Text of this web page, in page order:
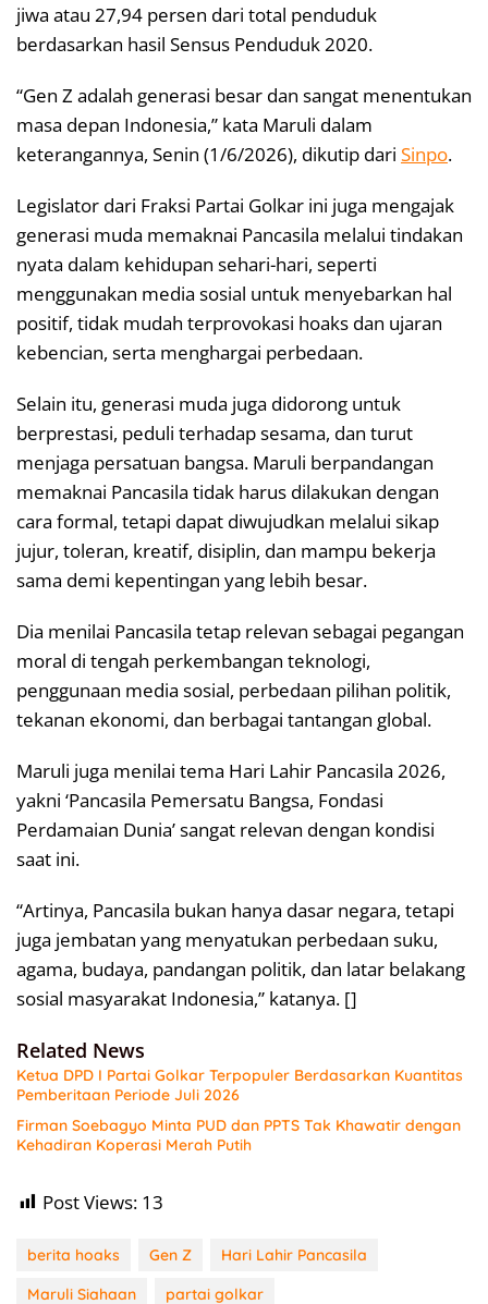
jiwa atau 27,94 persen dari total penduduk
berdasarkan hasil Sensus Penduduk 2020.
“Gen Z adalah generasi besar dan sangat menentukan
masa depan Indonesia,” kata Maruli dalam
keterangannya, Senin (1/6/2026), dikutip dari Sinpo.
Legislator dari Fraksi Partai Golkar ini juga mengajak
generasi muda memaknai Pancasila melalui tindakan
nyata dalam kehidupan sehari-hari, seperti
menggunakan media sosial untuk menyebarkan hal
positif, tidak mudah terprovokasi hoaks dan ujaran
kebencian, serta menghargai perbedaan.
Selain itu, generasi muda juga didorong untuk
berprestasi, peduli terhadap sesama, dan turut
menjaga persatuan bangsa. Maruli berpandangan
memaknai Pancasila tidak harus dilakukan dengan
cara formal, tetapi dapat diwujudkan melalui sikap
jujur, toleran, kreatif, disiplin, dan mampu bekerja
sama demi kepentingan yang lebih besar.
Dia menilai Pancasila tetap relevan sebagai pegangan
moral di tengah perkembangan teknologi,
penggunaan media sosial, perbedaan pilihan politik,
tekanan ekonomi, dan berbagai tantangan global.
Maruli juga menilai tema Hari Lahir Pancasila 2026,
yakni ‘Pancasila Pemersatu Bangsa, Fondasi
Perdamaian Dunia’ sangat relevan dengan kondisi
saat ini.
“Artinya, Pancasila bukan hanya dasar negara, tetapi
juga jembatan yang menyatukan perbedaan suku,
agama, budaya, pandangan politik, dan latar belakang
sosial masyarakat Indonesia,” katanya. []
Related News
Ketua DPD I Partai Golkar Terpopuler Berdasarkan Kuantitas
Pemberitaan Periode Juli 2026
Firman Soebagyo Minta PUD dan PPTS Tak Khawatir dengan
Kehadiran Koperasi Merah Putih
Post Views: 13
berita hoaks Gen Z
Hari Lahir Pancasila
Maruli Siahaan
partai golkar